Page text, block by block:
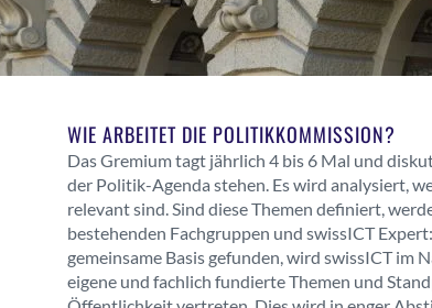
WIE ARBEITET DIE POLITIKKOMMISSION?
Das Gremium tagt jährlich 4 bis 6 Mal und
der Politik-Agenda stehen. Es wird analysiert,
relevant sind. Sind diese Themen definiert,
bestehenden Fachgruppen und swissICT
gemeinsame Basis gefunden, wird swissICT im
eigene und fachlich fundierte Themen und